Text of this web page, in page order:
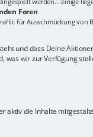
Foren
für Ausschmückung
und dass Deine
was wir zur Verfügung
aktiv die Inhalte